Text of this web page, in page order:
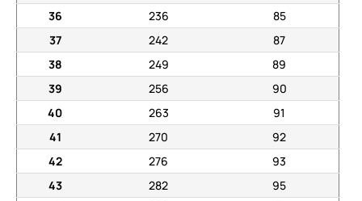
36
236
85
37
242
87
38
249
89
39
256
90
40
263
91
41
270
92
42
276
93
43
282
95